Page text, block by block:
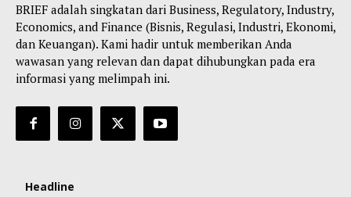
BRIEF adalah singkatan dari Business, Regulatory, Industry,
Economics, and Finance (Bisnis, Regulasi, Industri, Ekonomi,
dan Keuangan). Kami hadir untuk memberikan Anda
wawasan yang relevan dan dapat dihubungkan pada era
informasi yang melimpah ini.
Headline